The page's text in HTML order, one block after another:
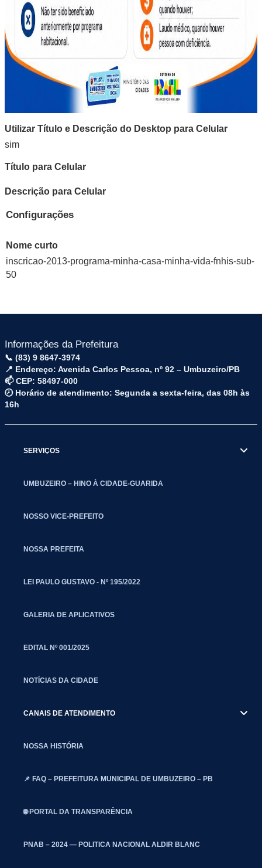
Utilizar Título e Descrição do Desktop para Celular
sim
Título para Celular
Descrição para Celular
Configurações
Nome curto
inscricao-2013-programa-minha-casa-minha-vida-fnhis-sub-
50
Informações da Prefeitura
📞 (83) 9 8647-3974
📍 Endereço: Avenida Carlos Pessoa, nº 92 – Umbuzeiro/PB
📫 CEP: 58497-000
🕗 Horário de atendimento: Segunda a sexta-feira, das 08h às
16h
SERVIÇOS
UMBUZEIRO – HINO À CIDADE-GUARIDA
NOSSO VICE-PREFEITO
NOSSA PREFEITA
LEI PAULO GUSTAVO - Nº 195/2022
GALERIA DE APLICATIVOS
EDITAL Nº 001/2025
NOTÍCIAS DA CIDADE
CANAIS DE ATENDIMENTO
NOSSA HISTÓRIA
📌 FAQ – PREFEITURA MUNICIPAL DE UMBUZEIRO – PB
🌐 PORTAL DA TRANSPARÊNCIA
PNAB – 2024 — POLITICA NACIONAL ALDIR BLANC